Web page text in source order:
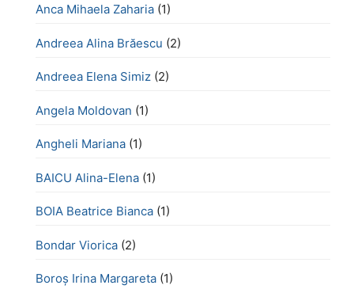
Anca Mihaela Zaharia (1)
Andreea Alina Brăescu (2)
Andreea Elena Simiz (2)
Angela Moldovan (1)
Angheli Mariana (1)
BAICU Alina-Elena (1)
BOIA Beatrice Bianca (1)
Bondar Viorica (2)
Boroş Irina Margareta (1)